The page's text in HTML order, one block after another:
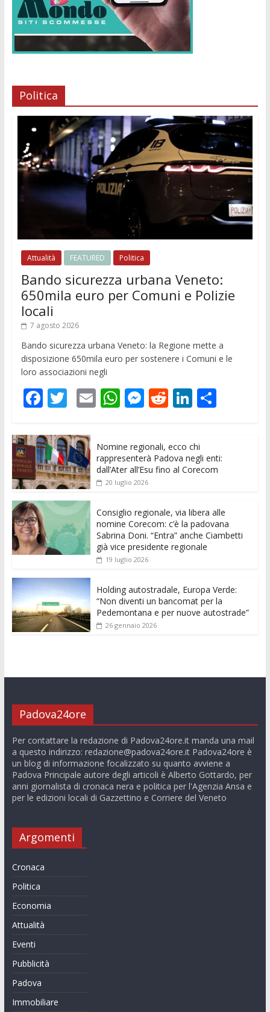
Politica
Attualità FEATURED Politica
Bando sicurezza urbana Veneto:
650mila euro per Comuni e Polizie
locali
7 agosto 2026
Bando sicurezza urbana Veneto: la Regione mette a
disposizione 650mila euro per sostenere i Comuni e le
loro associazioni negli
F
e
b
o
o
k
T
itt
er
E
l
W
s
A
p
p
M
ss
e
n
er
R
di
t
Li
k
e
dI
C
di
vi
Nomine regionali, ecco chi
rappresenterà Padova negli enti:
dall’Ater all’Esu fino al Corecom
20 luglio 2026
Consiglio regionale, via libera alle
nomine Corecom: c’è la padovana
Sabrina Doni. “Entra” anche Ciambetti
già vice presidente regionale
19 luglio 2026
Holding autostradale, Europa Verde:
“Non diventi un bancomat per la
Pedemontana e per nuove autostrade”
26 gennaio 2026
Padova24ore
Per contattare la redazione di Padova24ore.it manda una mail
a questo indirizzo: redazione@padova24ore.itPadova24ore è
un blog di informazione focalizzato su quanto avviene a
Padova Principale autore degli articoli è Alberto Gottardo, per
anni giornalista di cronaca nera e politica per l'Agenzia Ansa e
per le edizioni locali di Gazzettino e Corriere del Veneto
Argomenti
Cronaca
Politica
Economia
Attualità
Eventi
Pubblicità
Padova
Immobiliare